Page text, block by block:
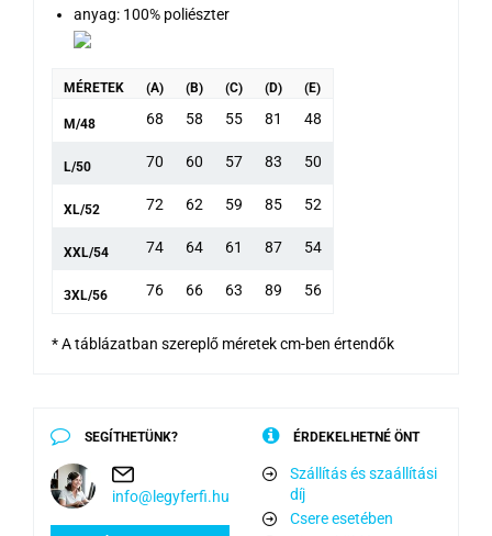
anyag: 100% poliészter
MÉRETEK (A) (B) (C) (D) (E)
M/48 68 58 55 81 48
L/50 70 60 57 83 50
XL/52 72 62 59 85 52
XXL/54 74 64 61 87 54
3XL/56 76 66 63 89 56
* A táblázatban szereplő méretek cm-ben értendők
SEGÍTHETÜNK?
info@legyferfi.hu
ÉRDEKELHETNÉ ÖNT
Szállítás és szaállítási
díj
Csere esetében